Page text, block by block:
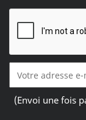
(Envoi une fois